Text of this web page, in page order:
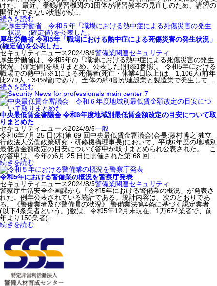
けた。 最近、登録講習機関の1団体が講習教本の見直しのため、講習の
開催ができない状態が続…
続きを読む
厚生労働省 令和5年「職場における熱中症による死傷災害の発生状況」
(確定値)を公表した。
セキュリティニュース2024/8/6警備業関連セキュリティ
厚生労働省は、令和5年の「職場における熱中症による死傷災害の発生
状況」(確定値)を取りまとめ、公表した(別添1参照)。 令和5年における
職場での熱中症※1による死傷者(死亡・休業4日以上)は、1,106人(前年
比279人・34%増)であり、全体の約4割が建設業と製造業で発生して…
続きを読む
中央最低賃金審議会 令和6年度地域別最低賃金額改定の目安について取
りまとめた
セキュリティニュース2024/8/5一般
令和6年7月 25 日(木)第 69 回中央最低賃金審議会(会長:藤村博之 独立
行政法人労働政策研究・研修機構理事長)において、平成6年度の地域別
最低賃金額改定の目安について答申が取りまとめられ公表された。 こ
の答申は、今年の6月 25 日に開催された第 68 回…
続きを読む
令和5年における警備業の概況を警察庁発表
セキュリティニュース2024/8/5警備業関連セキュリティ
警察庁生活安全企画課から「令和5年における警備業の概況」が発表さ
れた。例年公表されている統計である。統計内容は、次のとおりであ
る。《警備業者及び警備員の状況》 警備業法第4条に基づく認定業者
(以下4条業者という。)数は、令和5年12月末現在、1万674業者で、前
年より150業者(…
続きを読む